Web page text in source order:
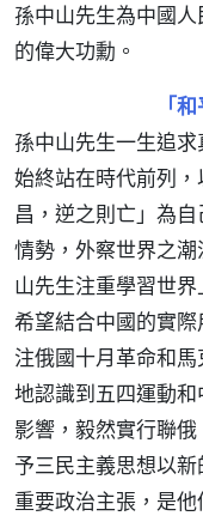
孫中山先生為中國
的偉大功勳。
「
孫中山先生一生追
始終站在時代前列
昌，逆之則亡」為
情勢，外察世界之
山先生注重學習世
希望結合中國的實
注俄國十月革命和
地認識到五四運動
影響，毅然實行聯
予三民主義思想以
重要政治主張，是